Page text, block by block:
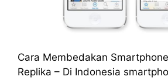
Cara Membedakan
Replika – Di Indonesia